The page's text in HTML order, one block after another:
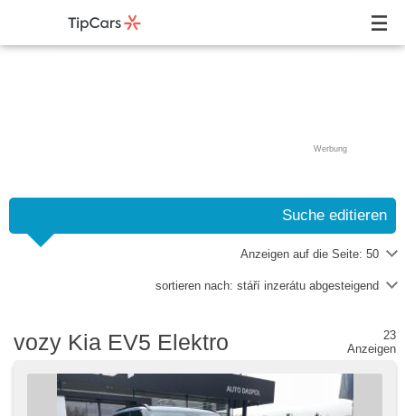
Werbung
Suche editieren
Anzeigen auf die Seite: 50
sortieren nach: stáří inzerátu abgesteigend
vozy Kia EV5 Elektro
23
Anzeigen